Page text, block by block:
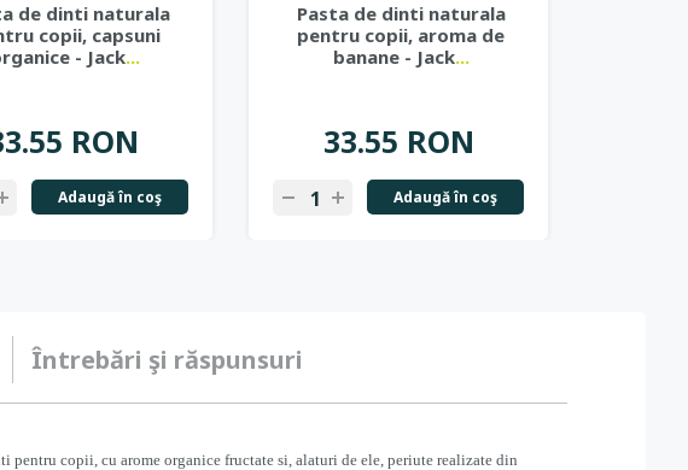
de dinti naturala
copii, capsuni
- Jack...
RON
Adaugă în coş
Pasta de dinti naturala
pentru copii, aroma de
banane - Jack...
33.55 RON
Adaugă în coş
+ +
-
Întrebări şi răspunsuri
pentru copii, cu arome organice fructate si, alaturi de ele, periute realizate din